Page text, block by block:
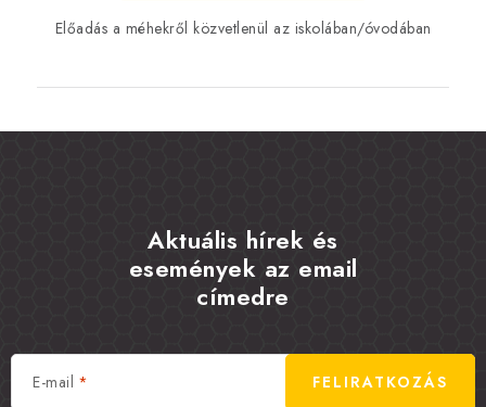
Előadás a méhekről közvetlenül az iskolában/óvodában
Aktuális hírek és
események az email
címedre
E-mail FELIRATKOZÁS